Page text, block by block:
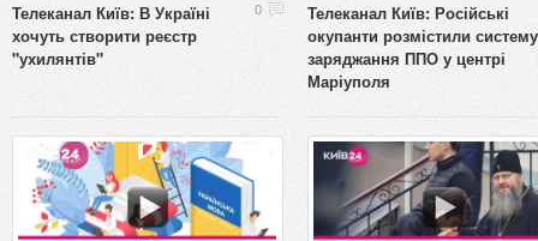
0
Телеканал Київ: В Україні
хочуть створити реєстр
"ухилянтів"
Телеканал Київ: Російські
окупанти розмістили систему
заряджання ППО у центрі
Маріуполя